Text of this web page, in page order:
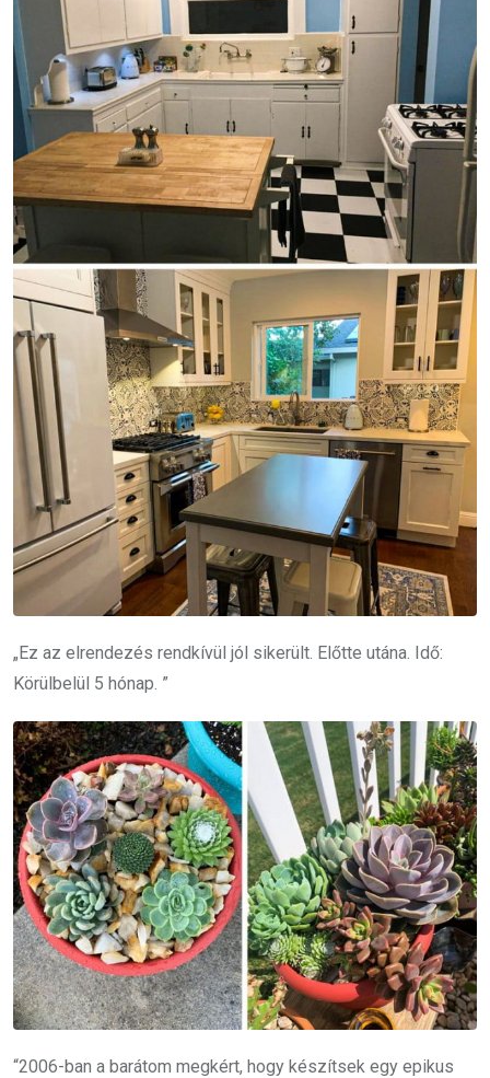
„Ez az elrendezés rendkívül jól sikerült. Előtte utána. Idő:
Körülbelül 5 hónap. ”
“2006-ban a barátom megkért, hogy készítsek egy epikus